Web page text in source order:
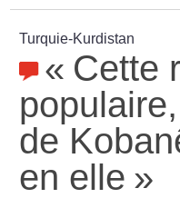
Turquie-Kurdistan
« Cette
populaire,
de
en elle »